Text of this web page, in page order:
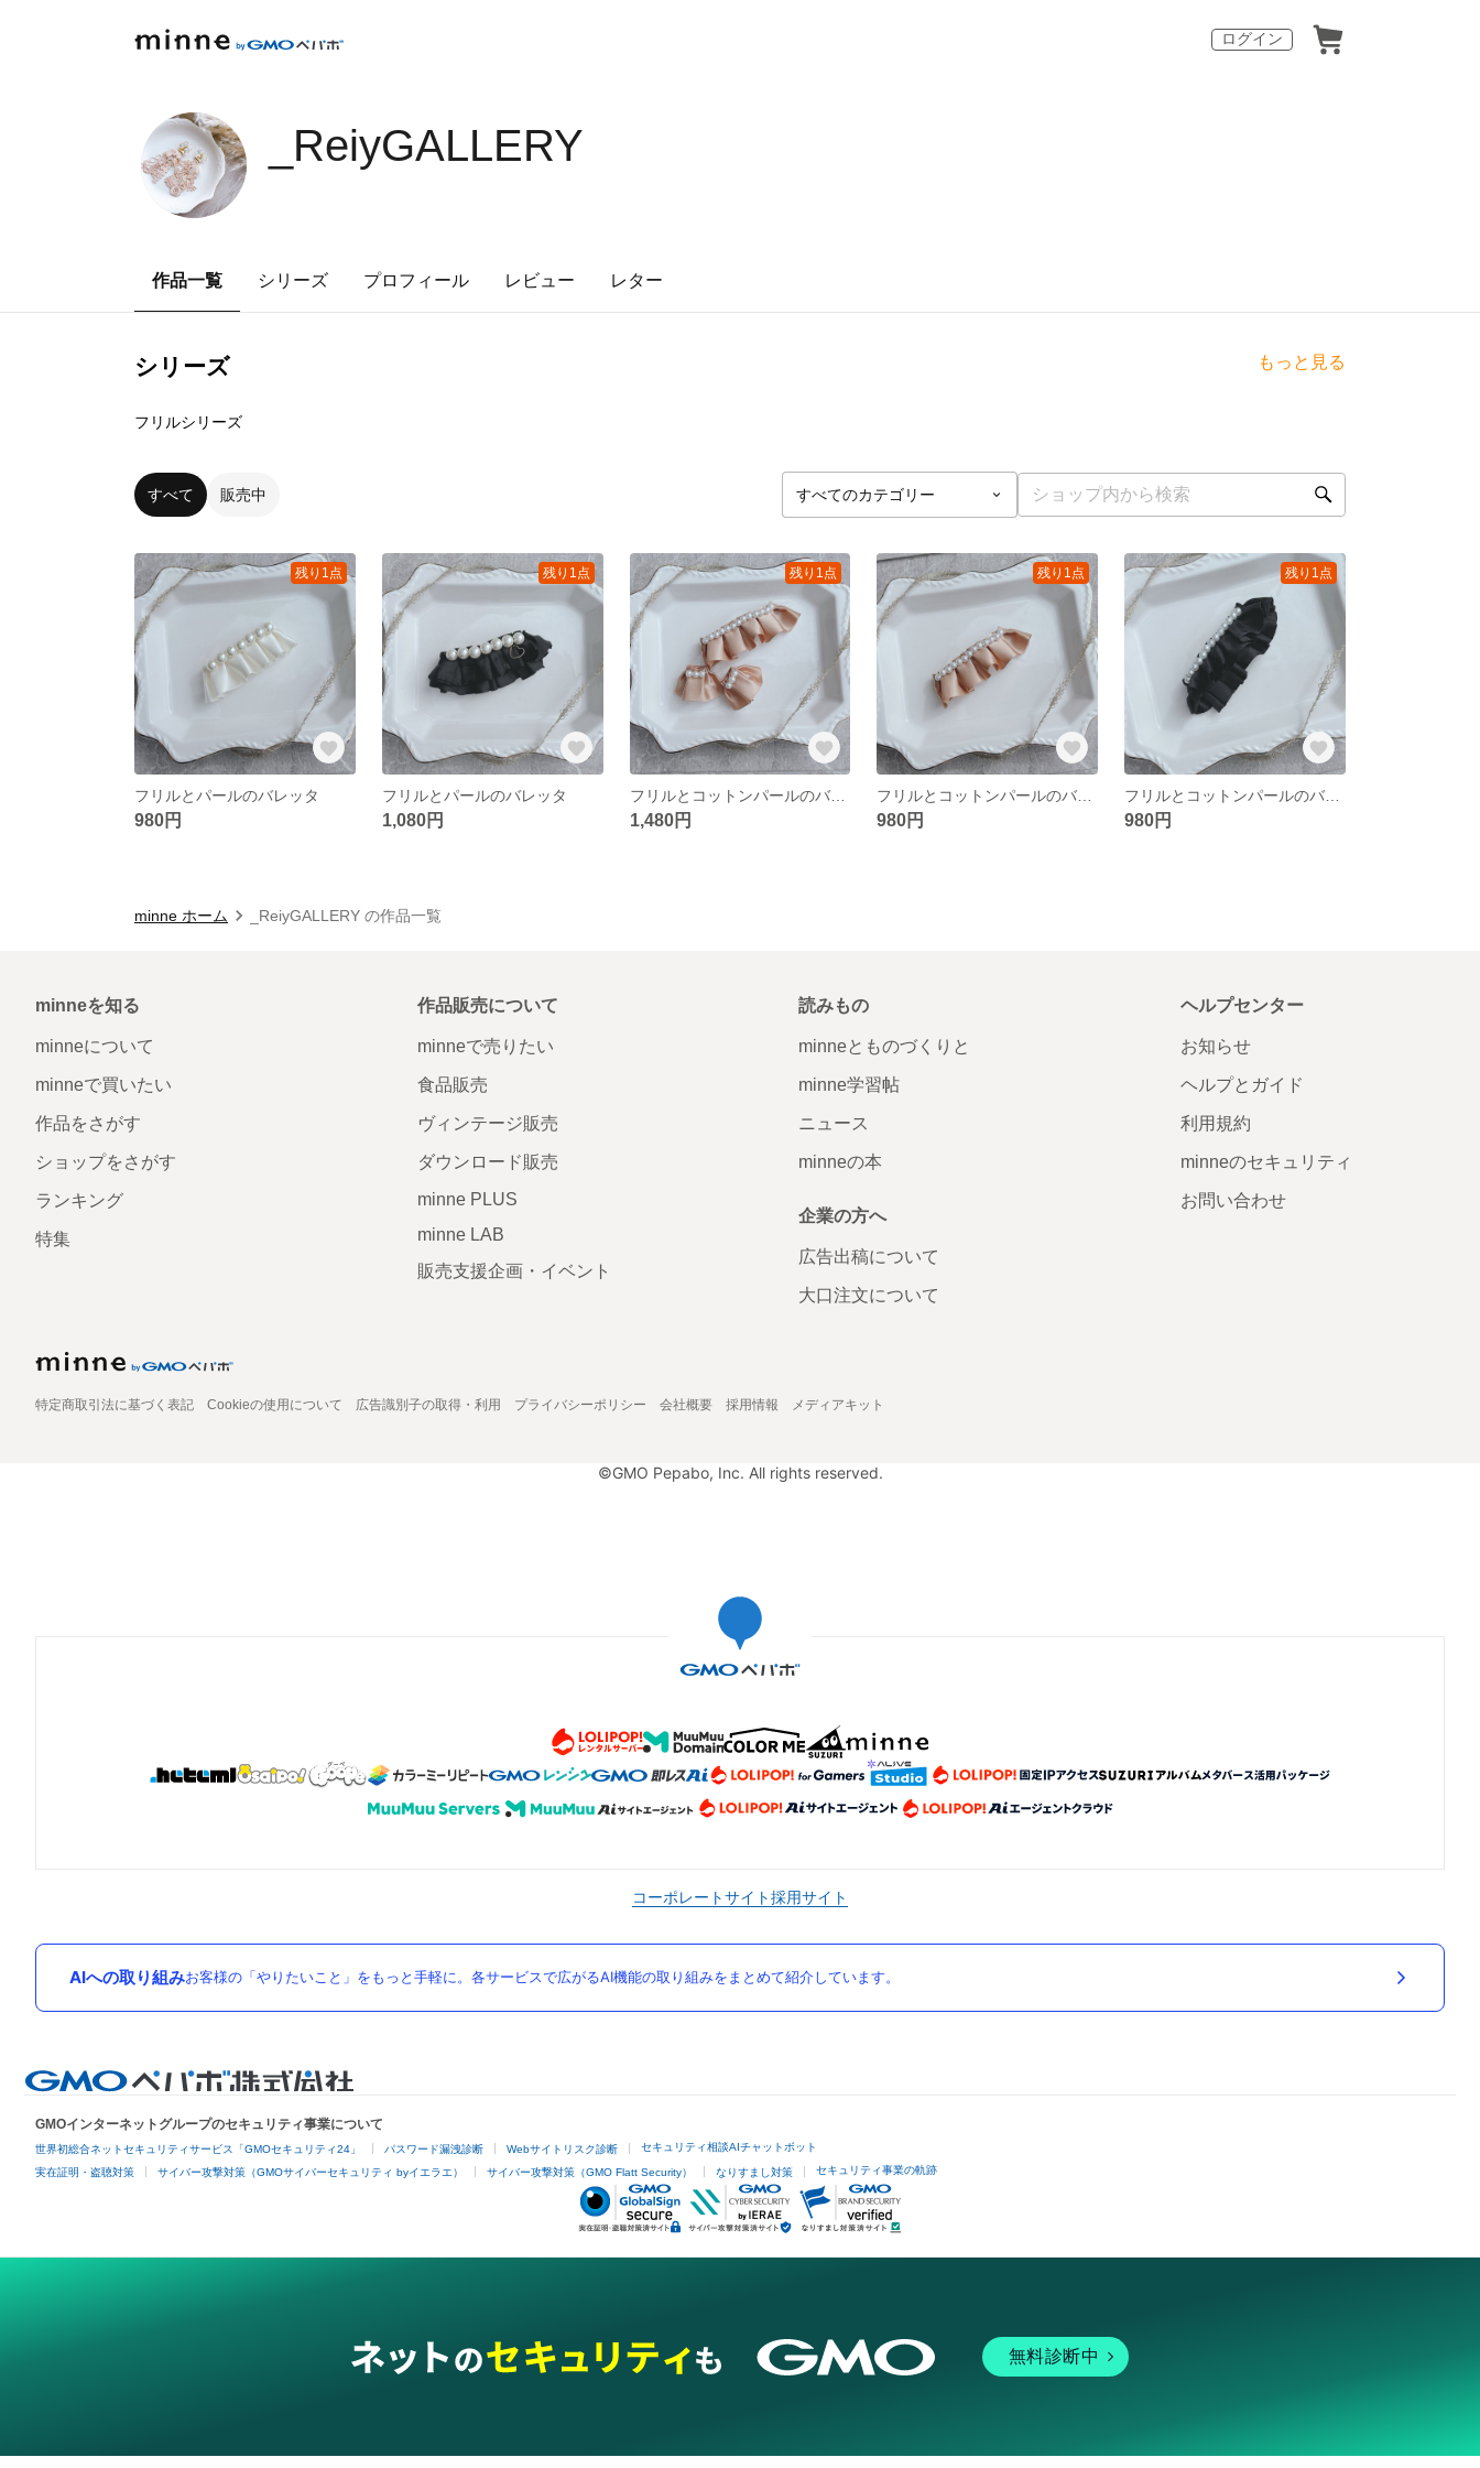
ログイン
_ReiyGALLERY
作品一覧 シリーズ プロフィール レビュー レター
シリーズ もっと見る
フリルシリーズ
すべて 販売中
残り1点
フリルとパールのバレッタ
980円
残り1点
フリルとパールのバレッタ
1,080円
残り1点
フリルとコットンパールのバレッタ＆イヤリング
1,480円
残り1点
フリルとコットンパールのバレッタ
980円
残り1点
フリルとコットンパールのバレッタ
980円
minne ホーム _ReiyGALLERY の作品一覧
minneを知る
minneについて
minneで買いたい
作品をさがす
ショップをさがす
ランキング
特集
作品販売について
minneで売りたい
食品販売
ヴィンテージ販売
ダウンロード販売
minne PLUS
minne LAB
販売支援企画・イベント
読みもの
minneとものづくりと
minne学習帖
ニュース
minneの本
企業の方へ
広告出稿について
大口注文について
ヘルプセンター
お知らせ
ヘルプとガイド
利用規約
minneのセキュリティ
お問い合わせ
特定商取引法に基づく表記 Cookieの使用について 広告識別子の取得・利用 プライバシーポリシー 会社概要 採用情報 メディアキット
©GMO Pepabo, Inc. All rights reserved.
コーポレートサイト採用サイト
AIへの取り組みお客様の「やりたいこと」をもっと手軽に。各サービスで広がるAI機能の取り組みをまとめて紹介しています。
GMOインターネットグループのセキュリティ事業について
世界初総合ネットセキュリティサービス「GMOセキュリティ24」 パスワード漏洩診断 Webサイトリスク診断 セキュリティ相談AIチャットボット
実在証明・盗聴対策 サイバー攻撃対策（GMOサイバーセキュリティ byイエラエ） サイバー攻撃対策（GMO Flatt Security） なりすまし対策 セキュリティ事業の軌跡
無料診断中